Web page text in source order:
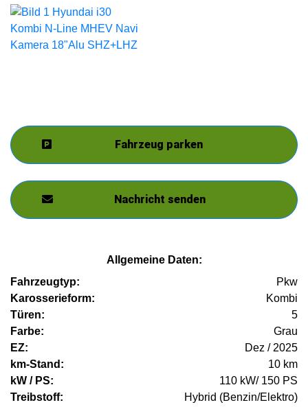
Fahrzeug parken
Nachricht senden
Allgemeine Daten:
Fahrzeugtyp:
Pkw
Karosserieform:
Kombi
Türen:
5
Farbe:
Grau
EZ:
Dez / 2025
km-Stand:
10 km
kW / PS:
110 kW/ 150 PS
Treibstoff:
Hybrid (Benzin/Elektro)